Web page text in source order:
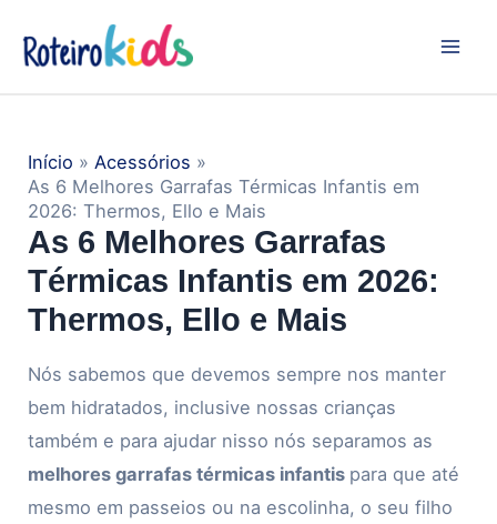
para
Início
Acessórios
As 6 Melhores Garrafas Térmicas Infantis em
2026: Thermos, Ello e Mais
As 6 Melhores Garrafas
Térmicas Infantis em 2026:
Thermos, Ello e Mais
Nós sabemos que devemos sempre nos manter
bem hidratados, inclusive nossas crianças
também e para ajudar nisso nós separamos as
melhores garrafas térmicas infantis para que até
mesmo em passeios ou na escolinha, o seu filho
de